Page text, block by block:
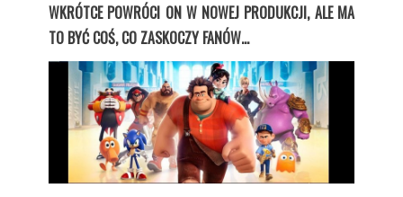
WKRÓTCE POWRÓCI ON W NOWEJ PRODUKCJI, ALE MA
TO BYĆ COŚ, CO ZASKOCZY FANÓW…